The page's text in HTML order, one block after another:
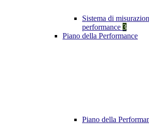
Sistema di
performance 3
Piano della Performance
Piano della